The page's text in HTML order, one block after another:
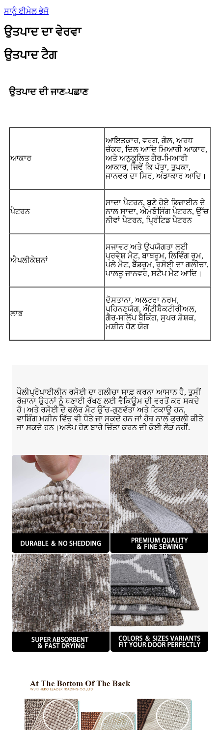
ਸਾਨੂੰ ਈਮੇਲ ਭੇਜੋ
ਉਤਪਾਦ ਦਾ ਵੇਰਵਾ
ਉਤਪਾਦ ਟੈਗ
ਉਤਪਾਦ ਦੀ ਜਾਣ-ਪਛਾਣ
ਆਕਾਰ
ਆਇਤਕਾਰ, ਵਰਗ, ਗੋਲ, ਅਰਧ
ਚੱਕਰ, ਦਿਲ ਆਦਿ ਮਿਆਰੀ ਆਕਾਰ,
ਅਤੇ ਅਨੁਕੂਲਿਤ ਗੈਰ-ਮਿਆਰੀ
ਆਕਾਰ, ਜਿਵੇਂ ਕਿ ਪੱਤਾ, ਤੁਪਕਾ,
ਜਾਨਵਰ ਦਾ ਸਿਰ, ਅੰਡਾਕਾਰ ਆਦਿ।
ਪੈਟਰਨ
ਸਾਦਾ ਪੈਟਰਨ, ਬੁਣੇ ਹੋਏ ਡਿਜ਼ਾਈਨ ਦੇ
ਨਾਲ ਸਾਦਾ, ਐਮਬੌਸਿੰਗ ਪੈਟਰਨ, ਉੱਚ
ਨੀਵਾਂ ਪੈਟਰਨ, ਪ੍ਰਿੰਟਿਡ ਪੈਟਰਨ
ਐਪਲੀਕੇਸ਼ਨਾਂ
ਸਜਾਵਟ ਅਤੇ ਉਪਯੋਗਤਾ ਲਈ
ਪ੍ਰਵੇਸ਼ ਮੈਟ, ਬਾਥਰੂਮ, ਲਿਵਿੰਗ ਰੂਮ,
ਪਲੇ ਮੈਟ, ਬੈੱਡਰੂਮ, ਰਸੋਈ ਦਾ ਗਲੀਚਾ,
ਪਾਲਤੂ ਜਾਨਵਰ, ਸਟੈਪ ਮੈਟ ਆਦਿ।
ਲਾਭ
ਦੋਸਤਾਨਾ, ਅਲਟਰਾ ਨਰਮ,
ਪਹਿਨਣਯੋਗ, ਐਂਟੀਬੈਕਟੀਰੀਅਲ,
ਗੈਰ-ਸਲਿੱਪ ਬੈਕਿੰਗ, ਸੁਪਰ ਸ਼ੋਸ਼ਕ,
ਮਸ਼ੀਨ ਧੋਣ ਯੋਗ
ਪੌਲੀਪ੍ਰੋਪਾਈਲੀਨ ਰਸੋਈ ਦਾ ਗਲੀਚਾ ਸਾਫ਼ ਕਰਨਾ ਆਸਾਨ ਹੈ, ਤੁਸੀਂ
ਰੋਜ਼ਾਨਾ ਉਹਨਾਂ ਨੂੰ ਬਣਾਈ ਰੱਖਣ ਲਈ ਵੈਕਿਊਮ ਦੀ ਵਰਤੋਂ ਕਰ ਸਕਦੇ
ਹੋ।ਅਤੇ ਰਸੋਈ ਦੇ ਫਲੋਰ ਮੈਟ ਉੱਚ-ਗੁਣਵੱਤਾ ਅਤੇ ਟਿਕਾਊ ਹਨ,
ਵਾਸ਼ਿੰਗ ਮਸ਼ੀਨ ਵਿੱਚ ਵੀ ਧੋਤੇ ਜਾ ਸਕਦੇ ਹਨ ਜਾਂ ਹੋਜ਼ ਨਾਲ ਕੁਰਲੀ ਕੀਤੇ
ਜਾ ਸਕਦੇ ਹਨ।ਅਲੋਪ ਹੋਣ ਬਾਰੇ ਚਿੰਤਾ ਕਰਨ ਦੀ ਕੋਈ ਲੋੜ ਨਹੀਂ.